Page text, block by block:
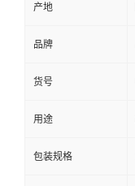
产地
品牌
货号
用途
包装规格